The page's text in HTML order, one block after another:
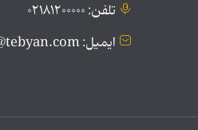
تلفن: ۰۲۱۸۱۲۰۰۰۰۰
ایمیل: public@tebyan.com